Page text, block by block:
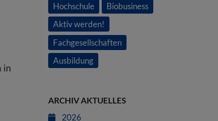
in
Hochschule
Biobusiness
Aktiv werden!
Fachgesellschaften
Ausbildung
ARCHIV AKTUELLES
2026